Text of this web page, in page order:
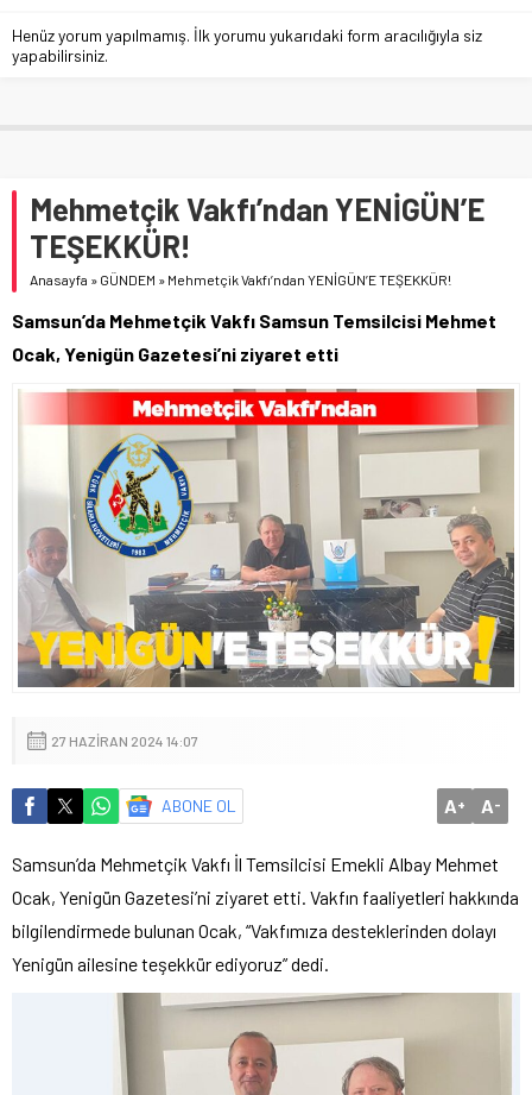
Henüz yorum yapılmamış. İlk yorumu yukarıdaki form aracılığıyla siz
yapabilirsiniz.
Mehmetçik Vakfı’ndan YENİGÜN’E
TEŞEKKÜR!
Anasayfa » GÜNDEM » Mehmetçik Vakfı’ndan YENİGÜN’E TEŞEKKÜR!
Samsun’da Mehmetçik Vakfı Samsun Temsilcisi Mehmet
Ocak, Yenigün Gazetesi’ni ziyaret etti
27 HAZIRAN 2024 14:07
ABONE OL A+ A-
Samsun’da Mehmetçik Vakfı İl Temsilcisi Emekli Albay Mehmet
Ocak, Yenigün Gazetesi’ni ziyaret etti. Vakfın faaliyetleri hakkında
bilgilendirmede bulunan Ocak, “Vakfımıza desteklerinden dolayı
Yenigün ailesine teşekkür ediyoruz” dedi.